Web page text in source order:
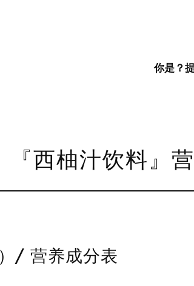
你是？
『西柚汁饮料』
）/ 营养成分表